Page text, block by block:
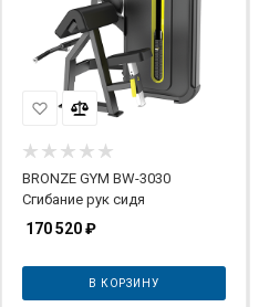
BRONZE GYM BW-3030
Сгибание рук сидя
170 520₽
В КОРЗИНУ